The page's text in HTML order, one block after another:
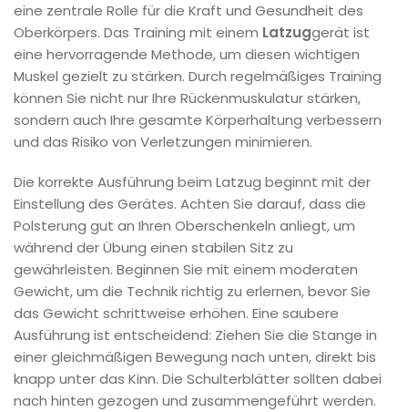
eine zentrale Rolle für die Kraft und Gesundheit des
Oberkörpers. Das Training mit einem Latzuggerät ist
eine hervorragende Methode, um diesen wichtigen
Muskel gezielt zu stärken. Durch regelmäßiges Training
können Sie nicht nur Ihre Rückenmuskulatur stärken,
sondern auch Ihre gesamte Körperhaltung verbessern
und das Risiko von Verletzungen minimieren.
Die korrekte Ausführung beim Latzug beginnt mit der
Einstellung des Gerätes. Achten Sie darauf, dass die
Polsterung gut an Ihren Oberschenkeln anliegt, um
während der Übung einen stabilen Sitz zu
gewährleisten. Beginnen Sie mit einem moderaten
Gewicht, um die Technik richtig zu erlernen, bevor Sie
das Gewicht schrittweise erhöhen. Eine saubere
Ausführung ist entscheidend: Ziehen Sie die Stange in
einer gleichmäßigen Bewegung nach unten, direkt bis
knapp unter das Kinn. Die Schulterblätter sollten dabei
nach hinten gezogen und zusammengeführt werden.